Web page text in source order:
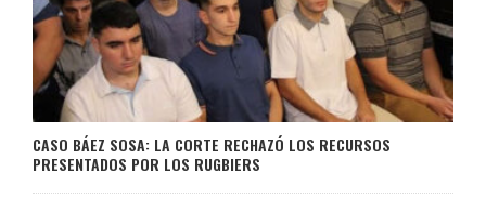
CASO BÁEZ SOSA: LA CORTE RECHAZÓ LOS RECURSOS
PRESENTADOS POR LOS RUGBIERS